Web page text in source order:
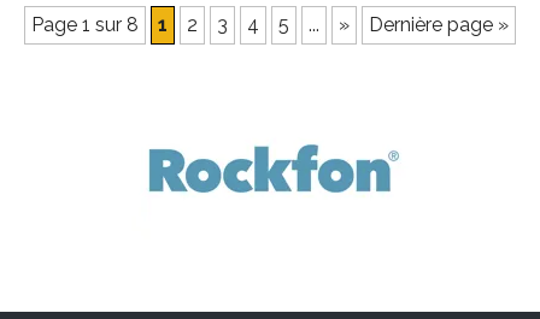
Page 1 sur 8 1 2 3 4 5 ... » Dernière page »